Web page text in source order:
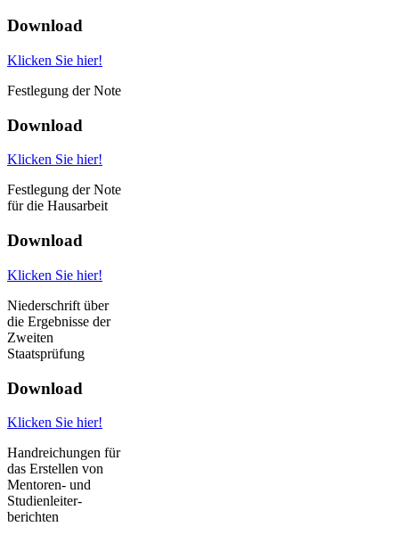
Download
Klicken Sie hier!
Festlegung der Note
Download
Klicken Sie hier!
Festlegung der Note
für die Hausarbeit
Download
Klicken Sie hier!
Niederschrift über
die Ergebnisse der
Zweiten
Staatsprüfung
Download
Klicken Sie hier!
Handreichungen für
das Erstellen von
Mentoren- und
Studienleiter-
berichten